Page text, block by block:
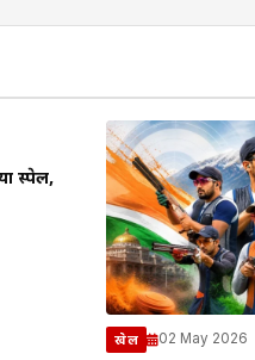
स्पेल,
खेल 02 May 2026